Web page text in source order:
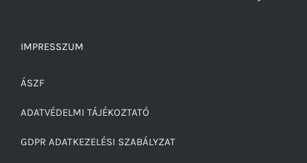
IMPRESSZUM
ÁSZF
ADATVÉDELMI TÁJÉKOZTATÓ
GDPR ADATKEZELÉSI SZABÁLYZAT